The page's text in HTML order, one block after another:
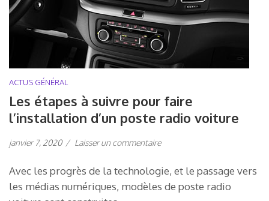
ACTUS GÉNÉRAL
Les étapes à suivre pour faire
l’installation d’un poste radio voiture
janvier 7, 2020 / Laisser un commentaire
Avec les progrès de la technologie, et le passage vers
les médias numériques, modèles de poste radio